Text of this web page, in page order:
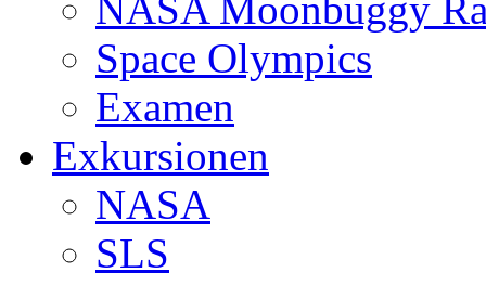
NASA Moonbuggy
Space Olympics
Examen
Exkursionen
NASA
SLS